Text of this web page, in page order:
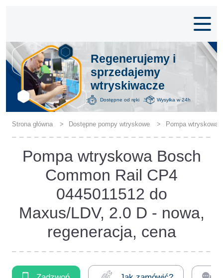
Regenerujemy i
sprzedajemy
wtryskiwacze
Dostępne od ręki Wysyłka w 24h
Strona główna Dostępne pompy wtryskowe Pompa wtryskowa
Pompa wtryskowa Bosch
Common Rail CP4
0445011512 do
Maxus/LDV, 2.0 D - nowa,
regeneracja, cena